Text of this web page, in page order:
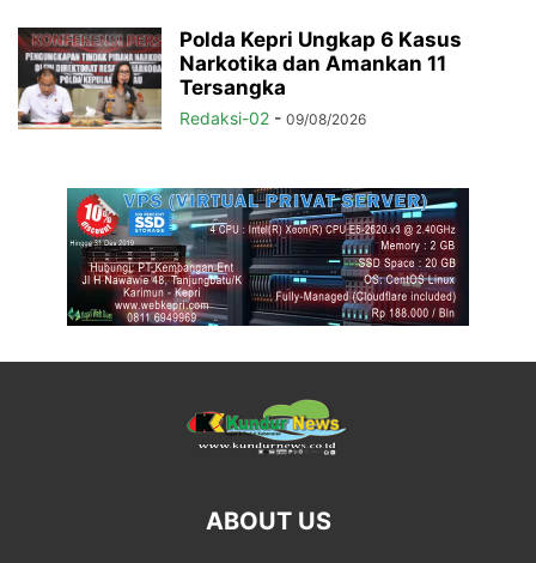
Polda Kepri Ungkap 6 Kasus
Narkotika dan Amankan 11
Tersangka
Redaksi-02 - 09/08/2026
ABOUT US